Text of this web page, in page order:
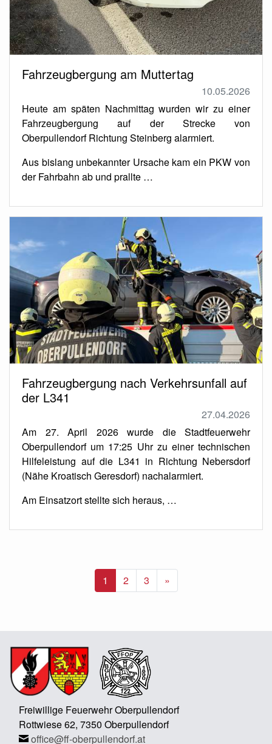
Fahrzeugbergung am Muttertag
10.05.2026
Heute am späten Nachmittag wurden wir zu einer
Fahrzeugbergung auf der Strecke von
Oberpullendorf Richtung Steinberg alarmiert.
Aus bislang unbekannter Ursache kam ein PKW von
der Fahrbahn ab und prallte …
Fahrzeugbergung nach Verkehrsunfall auf
der L341
27.04.2026
Am 27. April 2026 wurde die Stadtfeuerwehr
Oberpullendorf um 17:25 Uhr zu einer technischen
Hilfeleistung auf die L341 in Richtung Nebersdorf
(Nähe Kroatisch Geresdorf) nachalarmiert.
Am Einsatzort stellte sich heraus, …
1 2 3 »Nächste
Freiwillige Feuerwehr Oberpullendorf
Rottwiese 62, 7350 Oberpullendorf
office@ff-oberpullendorf.at